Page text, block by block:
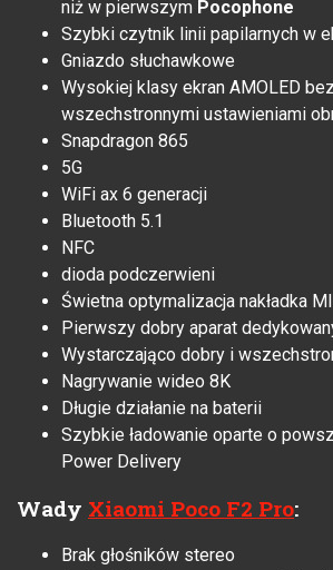
niż w pierwszym Pocophone
Szybki czytnik linii papilarnych w
Gniazdo słuchawkowe
Wysokiej klasy ekran AMOLED
wszechstronnymi ustawieniami
Snapdragon 865
5G
WiFi ax 6 generacji
Bluetooth 5.1
NFC
dioda podczerwieni
Świetna optymalizacja nakładka
Pierwszy dobry aparat
Wystarczająco dobry i
Nagrywanie wideo 8K
Długie działanie na baterii
Szybkie ładowanie oparte o
Power Delivery
Wady Xiaomi Poco F2 Pro:
Brak głośników stereo